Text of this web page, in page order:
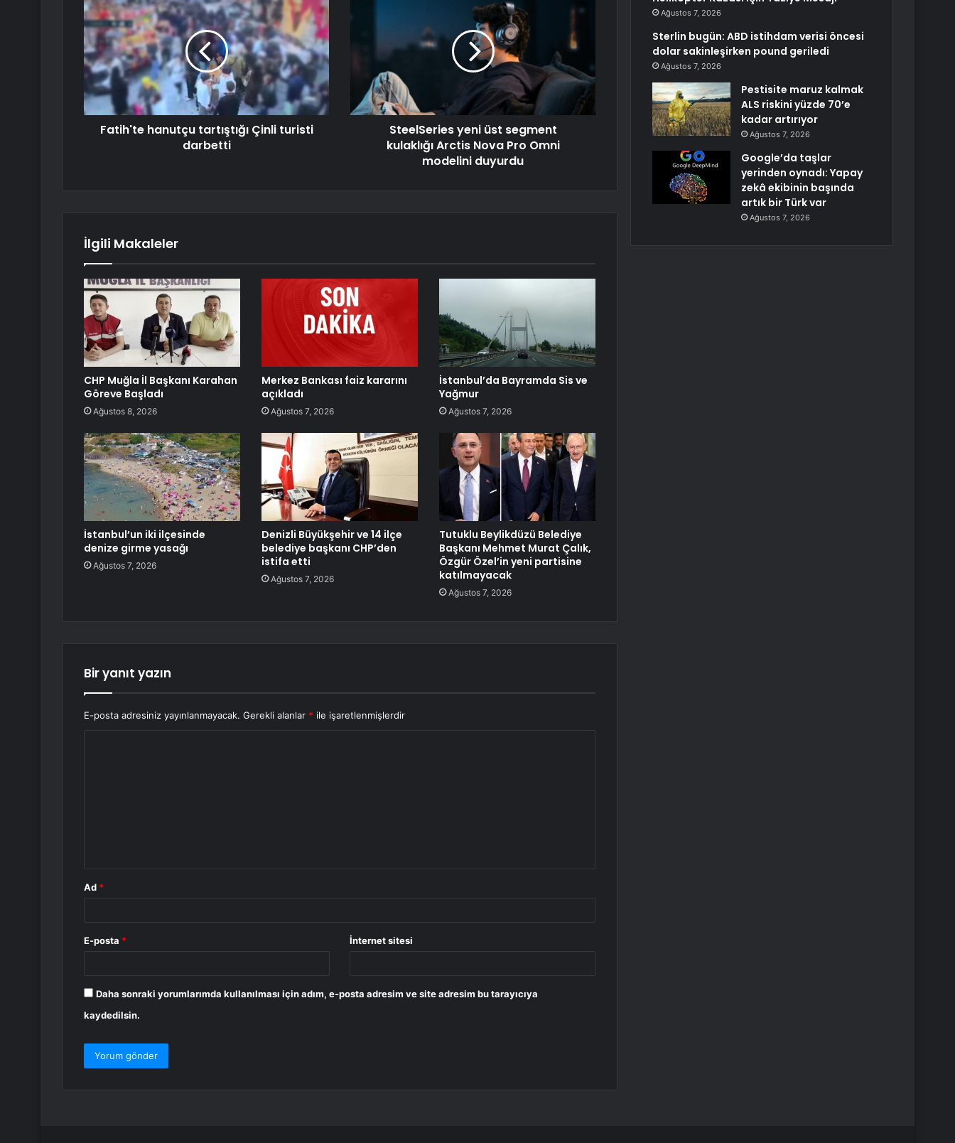
Fatih'te hanutçu tartıştığı Çinli turisti
darbetti
SteelSeries yeni üst segment
kulaklığı Arctis Nova Pro Omni
modelini duyurdu
İlgili Makaleler
CHP Muğla İl Başkanı Karahan
Göreve Başladı
Ağustos 8, 2026
Merkez Bankası faiz kararını
açıkladı
Ağustos 7, 2026
İstanbul’da Bayramda Sis ve
Yağmur
Ağustos 7, 2026
İstanbul’un iki ilçesinde
denize girme yasağı
Ağustos 7, 2026
Denizli Büyükşehir ve 14 ilçe
belediye başkanı CHP’den
istifa etti
Ağustos 7, 2026
Tutuklu Beylikdüzü Belediye
Başkanı Mehmet Murat Çalık,
Özgür Özel’in yeni partisine
katılmayacak
Ağustos 7, 2026
Bir yanıt yazın
E-posta adresiniz yayınlanmayacak. Gerekli alanlar * ile işaretlenmişlerdir
Ad *
E-posta * İnternet sitesi
Daha sonraki yorumlarımda kullanılması için adım, e-posta adresim ve site adresim bu tarayıcıya
kaydedilsin.
Ağustos 7, 2026
Sterlin bugün: ABD istihdam verisi öncesi
dolar sakinleşirken pound geriledi
Ağustos 7, 2026
Pestisite maruz kalmak
ALS riskini yüzde 70’e
kadar artırıyor
Ağustos 7, 2026
Google’da taşlar
yerinden oynadı: Yapay
zekâ ekibinin başında
artık bir Türk var
Ağustos 7, 2026